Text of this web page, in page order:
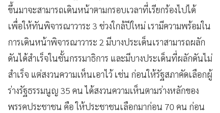
ขึ้นมาจะสามารถเดินหน้าตามกรอบเวลาที่เรียกร้องไปได้
เพื่อให้ทันพิจารณาวาระ 3 ช่วงใกล้ปีใหม่ เรามีความพร้อมใน
การเดินหน้าพิจารณาวาระ 2 มีบางประเด็นเราสามารถผลัก
ดันได้สำเร็จในชั้นกรรมาธิการ และมีบางประเด็นที่ผลักดันไม่
สำเร็จ แต่สงวนความเห็นเอาไว้ เช่น ก่อนให้รัฐสภาคัดเลือกผู้
ร่างรัฐธรรมนูญ 35 คน ได้สงวนความเห็นตามร่างหลักของ
พรรคประชาชน คือ ให้ประชาชนเลือกมาก่อน 70 คน ก่อน